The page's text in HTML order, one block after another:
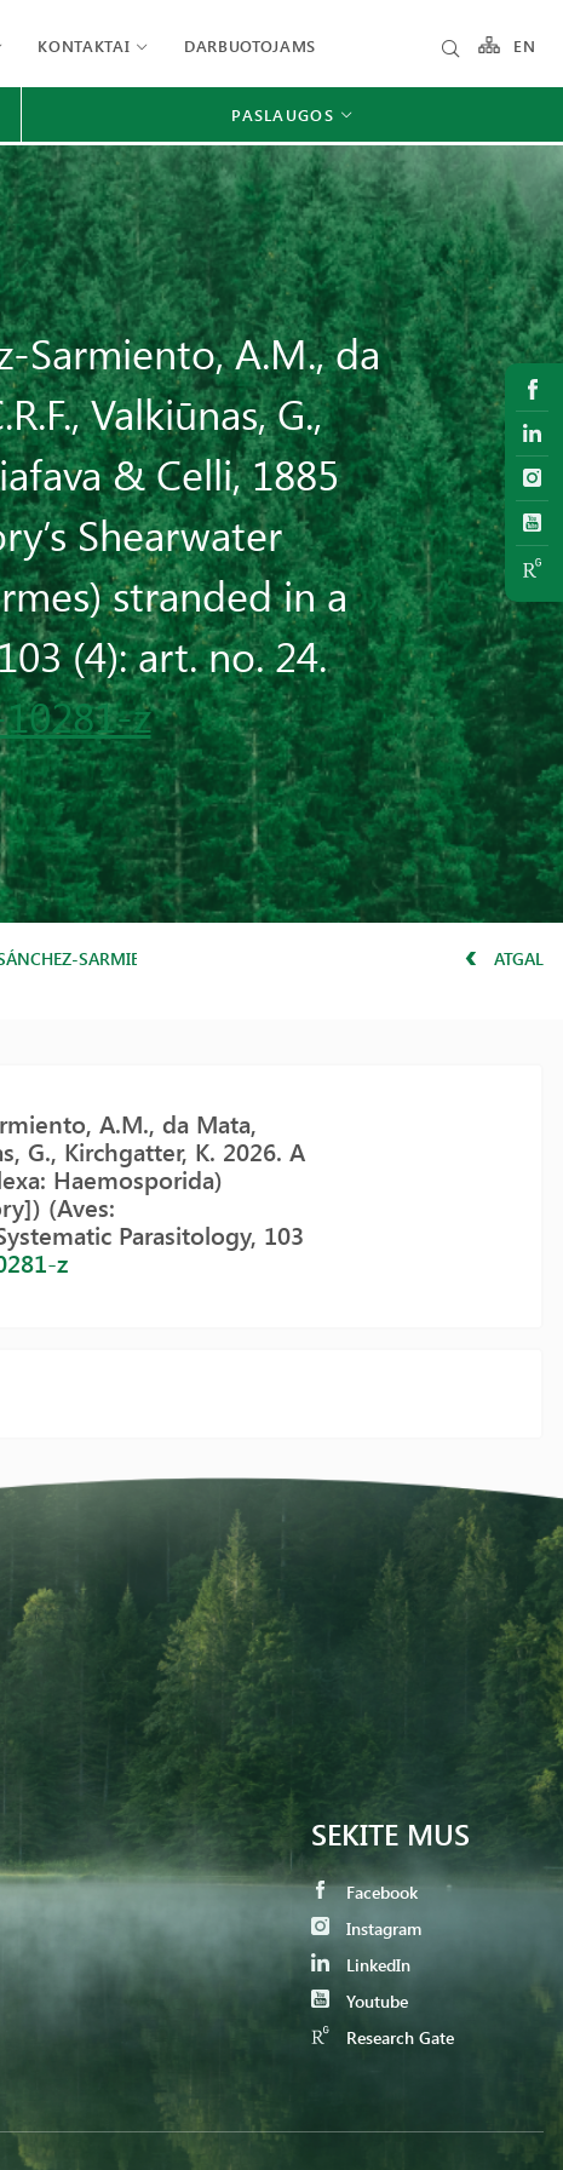
KONTAKTAI DARBUOTOJAMS EN
PASLAUGOS
Sarmiento, A.M., da
Valkiūnas, G.,
& Celli, 1885
Shearwater
stranded in a
(4): art. no. 24.
z
SARMIENTO, A.M., DA MATA, A.R., BARBOSA, C.B., NETO,ATGAL
A.M., da Mata,
G., Kirchgatter, K. 2026. A
Haemosporida)
(Aves:
Parasitology, 103
z
SEKITE MUS
Facebook
Instagram
LinkedIn
Youtube
Research Gate